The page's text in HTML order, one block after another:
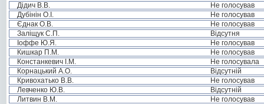
Дідич В.В.
Не голосував
Дубінін О.І.
Не голосував
Єднак О.В.
Не голосував
Заліщук С.П.
Відсутня
Іоффе Ю.Я.
Не голосував
Кишкар П.М.
Не голосував
Констанкевич І.М.
Не голосувала
Корнацький А.О.
Відсутній
Кривохатько В.В.
Не голосував
Левченко Ю.В.
Відсутній
Литвин В.М.
Не голосував